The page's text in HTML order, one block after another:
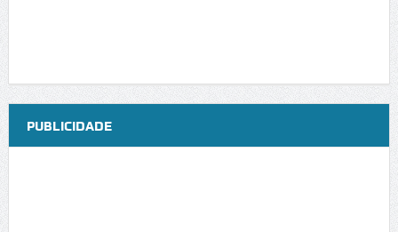
PUBLICIDADE